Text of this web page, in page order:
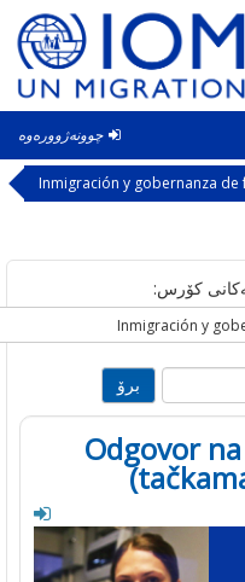
چوونەژوورەوە
Inmigración y